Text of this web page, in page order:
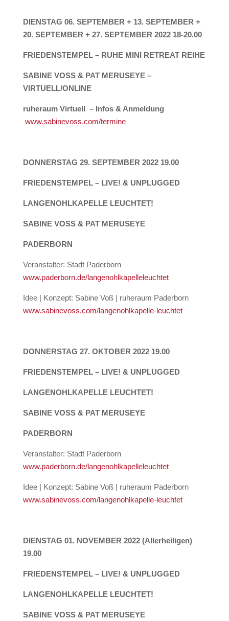
DIENSTAG 06. SEPTEMBER + 13. SEPTEMBER +
20. SEPTEMBER + 27. SEPTEMBER 2022 18-20.00
FRIEDENSTEMPEL – RUHE MINI RETREAT REIHE
SABINE VOSS & PAT MERUSEYE –
VIRTUELL/ONLINE
ruheraum Virtuell – Infos & Anmeldung
www.sabinevoss.com/termine
DONNERSTAG 29. SEPTEMBER 2022 19.00
FRIEDENSTEMPEL – LIVE! & UNPLUGGED
LANGENOHLKAPELLE LEUCHTET!
SABINE VOSS & PAT MERUSEYE
PADERBORN
Veranstalter: Stadt Paderborn
www.paderborn.de/langenohlkapelleleuchtet
Idee | Konzept: Sabine Voß | ruheraum Paderborn
www.sabinevoss.com/langenohlkapelle-leuchtet
DONNERSTAG 27. OKTOBER 2022 19.00
FRIEDENSTEMPEL – LIVE! & UNPLUGGED
LANGENOHLKAPELLE LEUCHTET!
SABINE VOSS & PAT MERUSEYE
PADERBORN
Veranstalter: Stadt Paderborn
www.paderborn.de/langenohlkapelleleuchtet
Idee | Konzept: Sabine Voß | ruheraum Paderborn
www.sabinevoss.com/langenohlkapelle-leuchtet
DIENSTAG 01. NOVEMBER 2022 (Allerheiligen)
19.00
FRIEDENSTEMPEL – LIVE! & UNPLUGGED
LANGENOHLKAPELLE LEUCHTET!
SABINE VOSS & PAT MERUSEYE